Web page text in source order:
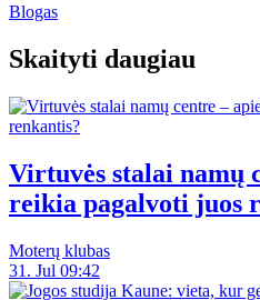
Blogas
Skaityti daugiau
Virtuvės stalai namų
reikia pagalvoti juos
Moterų klubas
31. Jul 09:42